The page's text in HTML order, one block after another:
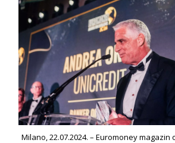
Milano, 22.07.2024. – Euromoney